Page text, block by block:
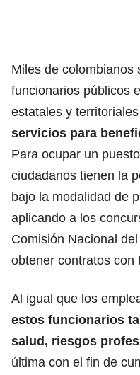
Miles de colombianos
funcionarios públicos
estatales y
servicios para
Para ocupar un
ciudadanos tienen la
bajo la modalidad de
aplicando a los
Comisión Nacional
obtener contratos con
Al igual que los
estos funcionarios
salud, riesgos
última con el fin de